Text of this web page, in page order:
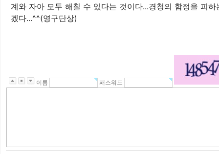
계와 자아 모두 해칠 수 있다는 것이다...경청의 함정을 피
겠다...^^(영구단상)
이름 패스워드